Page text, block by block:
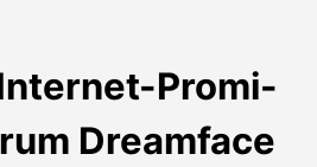
Promi-
Dreamface